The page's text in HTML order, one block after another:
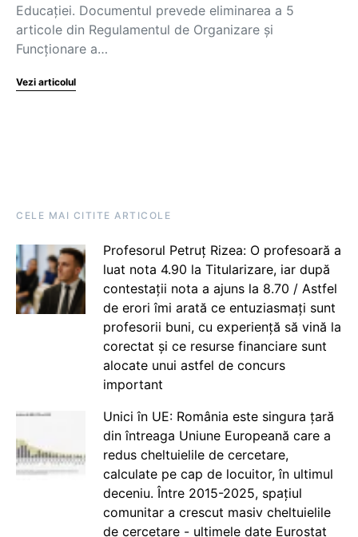
Educației. Documentul prevede eliminarea a 5
articole din Regulamentul de Organizare și
Funcționare a…
Vezi articolul
CELE MAI CITITE ARTICOLE
Profesorul Petruț Rizea: O profesoară a
luat nota 4.90 la Titularizare, iar după
contestații nota a ajuns la 8.70 / Astfel
de erori îmi arată ce entuziasmați sunt
profesorii buni, cu experiență să vină la
corectat și ce resurse financiare sunt
alocate unui astfel de concurs
important
Unici în UE: România este singura țară
din întreaga Uniune Europeană care a
redus cheltuielile de cercetare,
calculate pe cap de locuitor, în ultimul
deceniu. Între 2015-2025, spațiul
comunitar a crescut masiv cheltuielile
de cercetare - ultimele date Eurostat